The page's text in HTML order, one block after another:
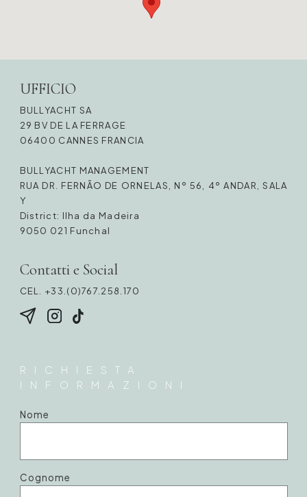
UFFICIO
BULLYACHT SA
29 BV DE LA FERRAGE
06400 CANNES FRANCIA
BULLYACHT MANAGEMENT
RUA DR. FERNÃO DE ORNELAS, Nº 56, 4º ANDAR, SALA
Y
District: Ilha da Madeira
9050 021 Funchal
Contatti e Social
CEL. +33.(0)767.258.170
RICHIESTA
INFORMAZIONI
Nome
Cognome